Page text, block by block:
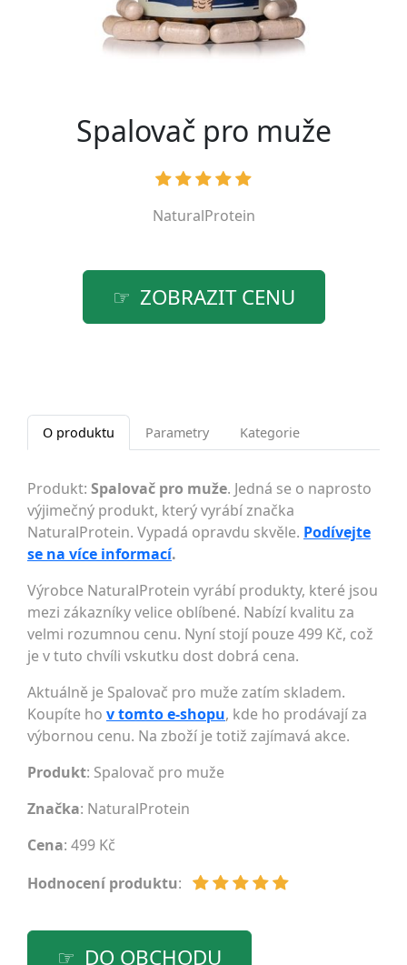
Spalovač pro muže
NaturalProtein
ZOBRAZIT CENU
O produktu Parametry Kategorie
Produkt: Spalovač pro muže. Jedná se o naprosto
výjimečný produkt, který vyrábí značka
NaturalProtein. Vypadá opravdu skvěle. Podívejte
se na více informací.
Výrobce NaturalProtein vyrábí produkty, které jsou
mezi zákazníky velice oblíbené. Nabízí kvalitu za
velmi rozumnou cenu. Nyní stojí pouze 499 Kč, což
je v tuto chvíli vskutku dost dobrá cena.
Aktuálně je Spalovač pro muže zatím skladem.
Koupíte ho v tomto e-shopu, kde ho prodávají za
výbornou cenu. Na zboží je totiž zajímavá akce.
Produkt: Spalovač pro muže
Značka: NaturalProtein
Cena: 499 Kč
Hodnocení produktu:
DO OBCHODU